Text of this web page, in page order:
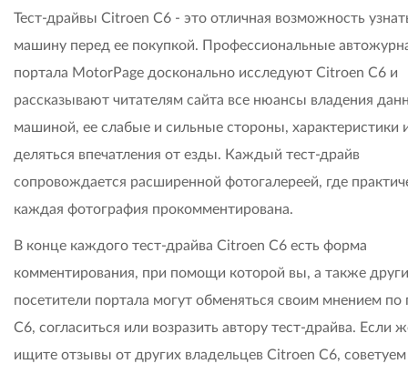
Тест-драйвы Citroen C6 - это отличная возможность
машину перед ее покупкой. Профессиональные
портала MotorPage досконально исследуют Citroen C6 и
рассказывают читателям сайта все нюансы владения
машиной, ее слабые и сильные стороны, характеристики
деляться впечатления от езды. Каждый тест-драйв
сопровождается расширенной фотогалереей, где
каждая фотография прокомментирована.
В конце каждого тест-драйва Citroen C6 есть форма
комментирования, при помощи которой вы, а также
посетители портала могут обменяться своим мнением по
C6, согласиться или возразить автору тест-драйва. Если
ищите отзывы от других владельцев Citroen C6, советуем